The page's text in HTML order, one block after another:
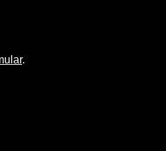
.
öffnet in neuem Tab (externer
– öffnet in neuem Tab
Videos an – öffnet in neuem
WhatsApp – öffnet in neuem
X – öffnet in neuem Tab
unsere Videos auf YouTube an